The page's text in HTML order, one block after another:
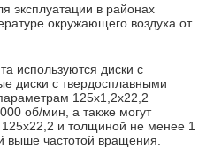
эксплуатации в районах
окружающего воздуха от
используются диски с
диски с твердосплавными
125х1,2х22,2
об/мин, а также могут
125х22,2 и толщиной не менее 1
выше частотой вращения.